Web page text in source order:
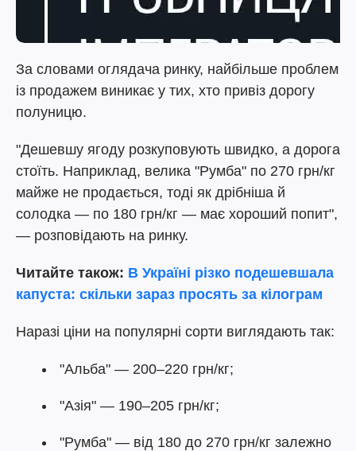
За словами оглядача ринку, найбільше проблем
із продажем виникає у тих, хто привіз дорогу
полуницю.
"Дешевшу ягоду розкуповують швидко, а дорога
стоїть. Наприклад, велика "Румба" по 270 грн/кг
майже не продається, тоді як дрібніша й
солодка — по 180 грн/кг — має хороший попит",
— розповідають на ринку.
Читайте також: В Україні різко подешевшала
капуста: скільки зараз просять за кілограм
Наразі ціни на популярні сорти виглядають так:
"Альба" — 200–220 грн/кг;
"Азія" — 190–205 грн/кг;
"Румба" — від 180 до 270 грн/кг залежно